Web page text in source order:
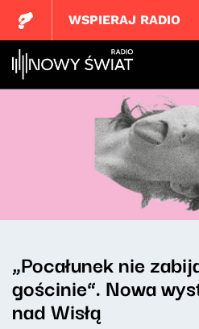
WSPIERAJ RADIO
„Pocałunek nie
gościnie”. Nowa
nad Wisłą